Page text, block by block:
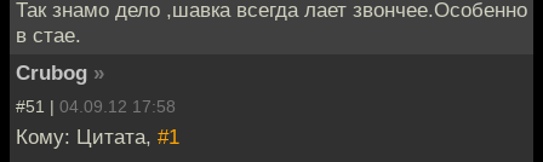
Так знамо дело ,шавка всегда лает звончее.Особенно
в стае.
Crubog »
#51 | 04.09.12 17:58
Кому: Цитата, #1